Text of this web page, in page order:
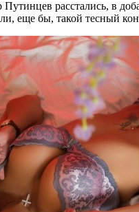
расстались, в
еще бы, такой тесный